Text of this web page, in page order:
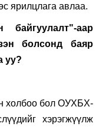
ярилцлага авлаа.
аар
болсонд баяр
уу?
холбоо бол ОУХБХ-
хэрэгжүүлж